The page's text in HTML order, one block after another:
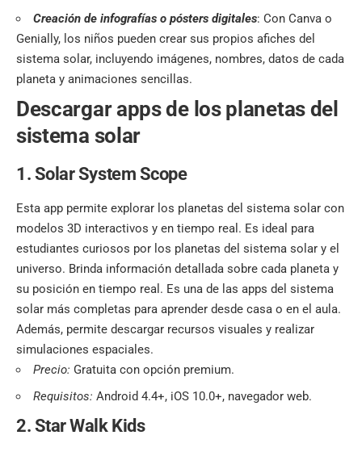
Creación de infografías o pósters digitales: Con Canva o
Genially, los niños pueden crear sus propios afiches del
sistema solar, incluyendo imágenes, nombres, datos de cada
planeta y animaciones sencillas.
Descargar apps de los planetas del
sistema solar
1. Solar System Scope
Esta app permite explorar los planetas del sistema solar con
modelos 3D interactivos y en tiempo real. Es ideal para
estudiantes curiosos por los planetas del sistema solar y el
universo. Brinda información detallada sobre cada planeta y
su posición en tiempo real. Es una de las apps del sistema
solar más completas para aprender desde casa o en el aula.
Además, permite descargar recursos visuales y realizar
simulaciones espaciales.
Precio: Gratuita con opción premium.
Requisitos: Android 4.4+, iOS 10.0+, navegador web.
2. Star Walk Kids